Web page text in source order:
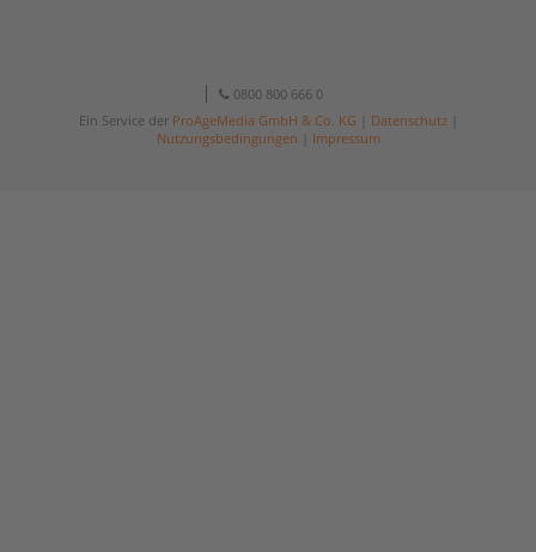
0800 800 666 0
Ein Service der ProAgeMedia GmbH & Co. KG Datenschutz|
Nutzungsbedingungen
Impressum